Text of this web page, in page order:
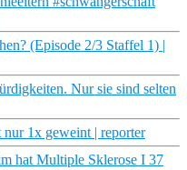
(Episode 2/3 Staffel 1) |
Nur sie sind selten
1x geweint | reporter
hat Multiple Sklerose I 37